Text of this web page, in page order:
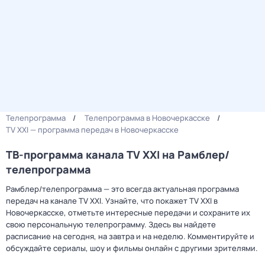
Телепрограмма
Телепрограмма в Новочеркасске
TV XXI — программа передач в Новочеркасске
ТВ-программа канала TV XXI на Рамблер/
телепрограмма
Рамблер/телепрограмма — это всегда актуальная программа
передач на канале TV XXI. Узнайте, что покажет TV XXI в
Новочеркасске, отметьте интересные передачи и сохраните их
свою персональную телепрограмму. Здесь вы найдете
расписание на сегодня, на завтра и на неделю. Комментируйте и
обсуждайте сериалы, шоу и фильмы онлайн с другими зрителями.